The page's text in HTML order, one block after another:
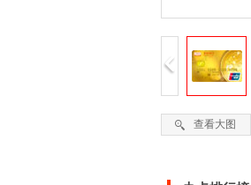
查看大图